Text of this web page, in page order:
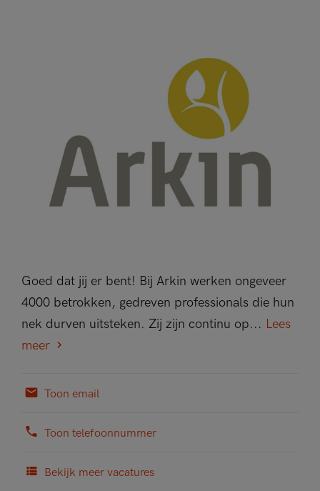
Goed dat jij er bent! Bij Arkin werken ongeveer
4000 betrokken, gedreven professionals die hun
nek durven uitsteken. Zij zijn continu op... Lees
meer
Toon email
Toon telefoonnummer
Bekijk meer vacatures